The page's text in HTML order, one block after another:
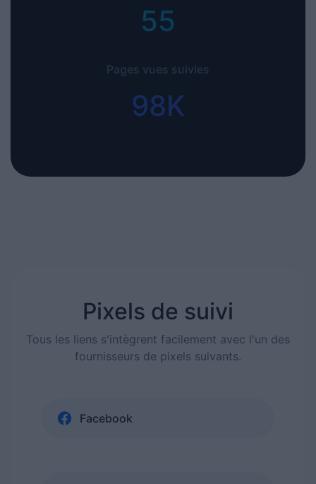
55+
Pages vues suivies
98K+
Pixels de suivi
Tous les liens s'intègrent facilement avec l'un des
fournisseurs de pixels suivants.
Facebook